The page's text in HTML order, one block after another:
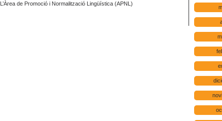
L’Àrea de Promoció i Normalització Lingüística (APNL)